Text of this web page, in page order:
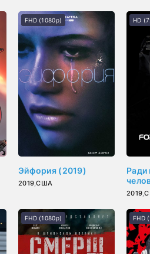
Эйфория (2019)
2019,США
FHD (1080p)
Ради
2019,
HD
FHD (1080p) FHD